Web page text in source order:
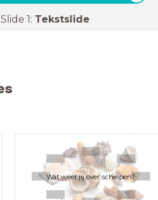
Slide 1: Tekstslide
Wat weet jij over schelpen?